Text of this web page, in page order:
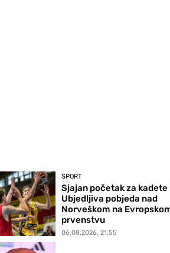
SPORT
Sjajan početak za kadete
Ubjedljiva pobjeda nad
Norveškom na
prvenstvu
06.08.2026. 21:55